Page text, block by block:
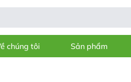
chúng tôi Sản phẩm